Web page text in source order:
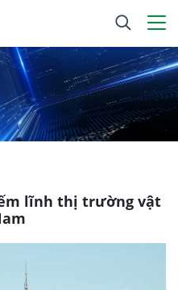
lĩnh thị trường vật